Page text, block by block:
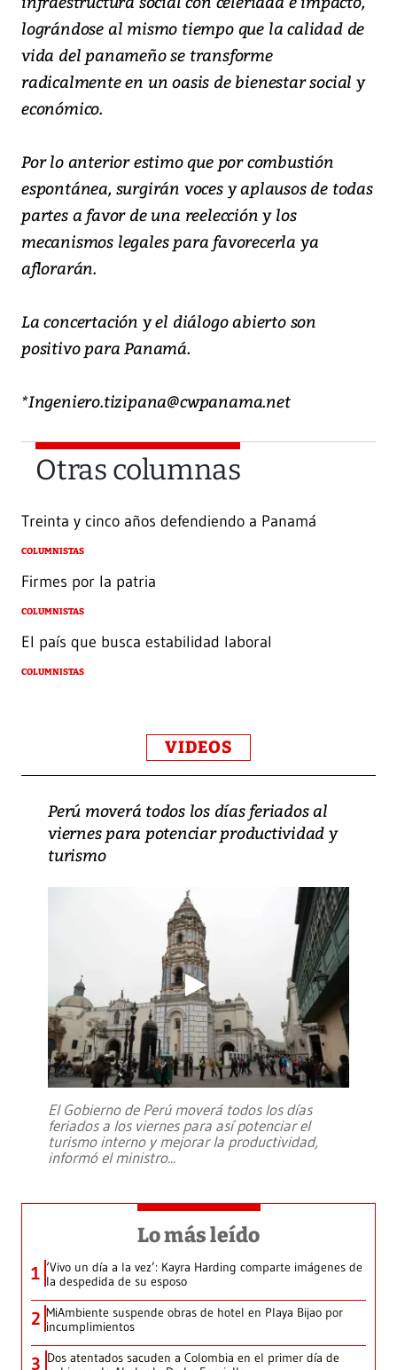
lográndose al mismo tiempo que la calidad de
vida del panameño se transforme
radicalmente en un oasis de bienestar social y
económico.
Por lo anterior estimo que por combustión
espontánea, surgirán voces y aplausos de todas
partes a favor de una reelección y los
mecanismos legales para favorecerla ya
aflorarán.
La concertación y el diálogo abierto son
positivo para Panamá.
*Ingeniero.tizipana@cwpanama.net
Otras columnas
Treinta y cinco años defendiendo a Panamá
COLUMNISTAS
Firmes por la patria
COLUMNISTAS
El país que busca estabilidad laboral
COLUMNISTAS
VIDEOS
Perú moverá todos los días feriados al
viernes para potenciar productividad y
turismo
El Gobierno de Perú moverá todos los días
feriados a los viernes para así potenciar el
turismo interno y mejorar la productividad,
informó el ministro...
Lo más leído
1 ‘Vivo un día a la vez’: Kayra Harding comparte imágenes de
la despedida de su esposo
2 MiAmbiente suspende obras de hotel en Playa Bijao por
incumplimientos
3 Dos atentados sacuden a Colombia en el primer día de